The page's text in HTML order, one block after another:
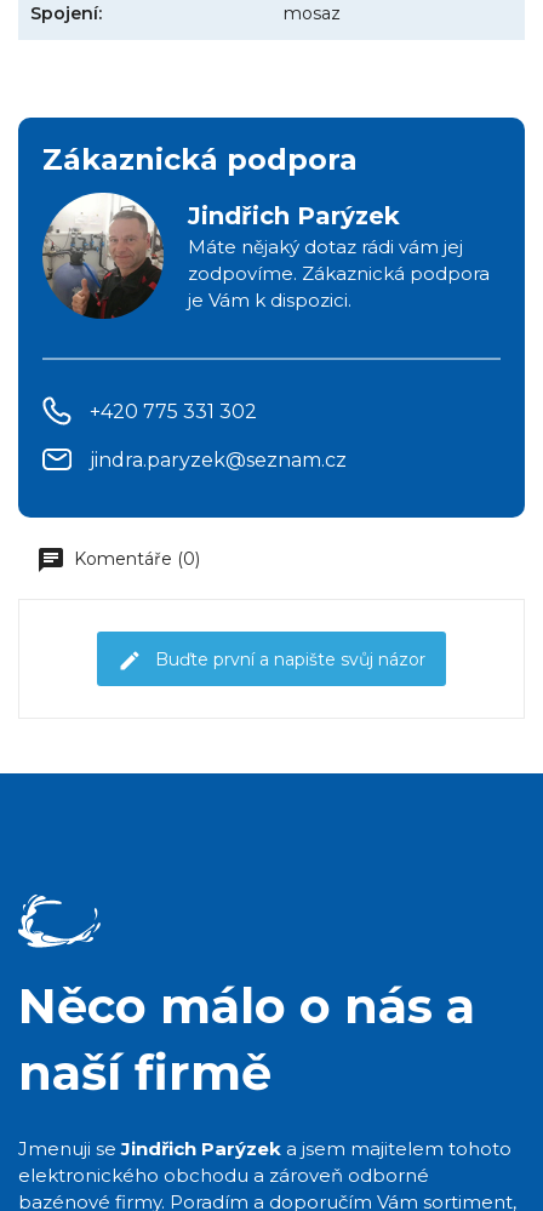
Spojení: mosaz
Zákaznická podpora
Jindřich Parýzek
Máte nějaký dotaz rádi vám jej
zodpovíme. Zákaznická podpora
je Vám k dispozici.
+420 775 331 302
jindra.paryzek@seznam.cz
Komentáře (0)
Buďte první a napište svůj názor
Něco málo o nás a
naší firmě
Jmenuji seJindřich Parýzek a jsem majitelem tohoto
elektronického obchodu a zároveň odborné
bazénové firmy. Poradím a doporučím Vám sortiment,